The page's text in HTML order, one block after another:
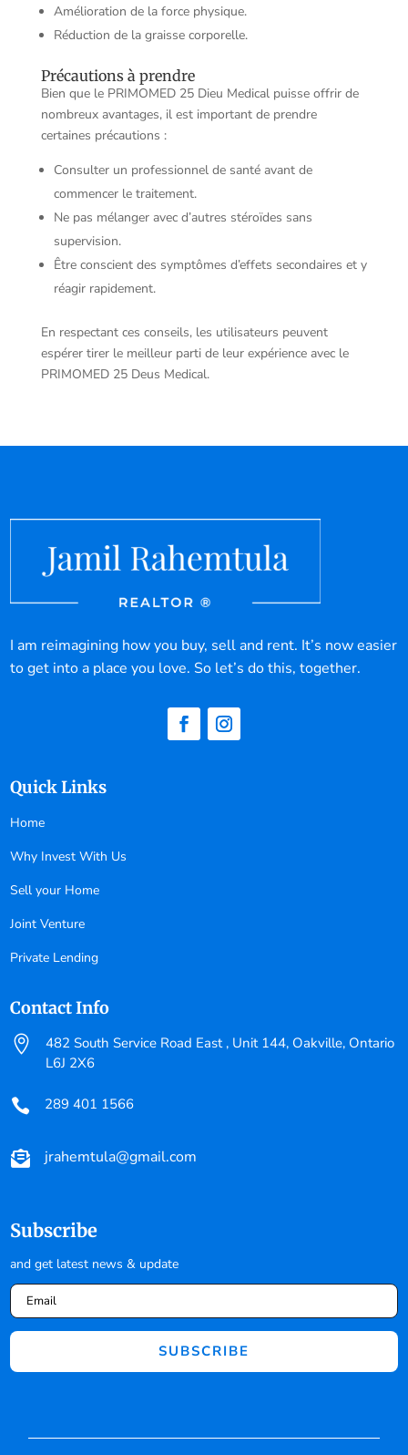
Amélioration de la force physique.
Réduction de la graisse corporelle.
Précautions à prendre
Bien que le PRIMOMED 25 Dieu Medical puisse offrir de
nombreux avantages, il est important de prendre
certaines précautions :
Consulter un professionnel de santé avant de
commencer le traitement.
Ne pas mélanger avec d’autres stéroïdes sans
supervision.
Être conscient des symptômes d’effets secondaires et y
réagir rapidement.
En respectant ces conseils, les utilisateurs peuvent
espérer tirer le meilleur parti de leur expérience avec le
PRIMOMED 25 Deus Medical.
I am reimagining how you buy, sell and rent. It’s now easier
to get into a place you love. So let’s do this, together.
Quick Links
Home
Why Invest With Us
Sell your Home
Joint Venture
Private Lending
Contact Info

482 South Service Road East , Unit 144, Oakville, Ontario
L6J 2X6
 289 401 1566
 jrahemtula@gmail.com
Subscribe
and get latest news & update
SUBSCRIBE